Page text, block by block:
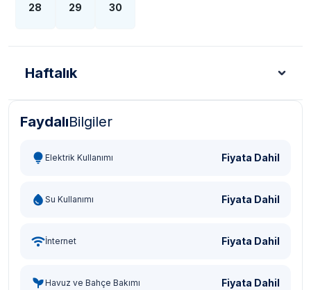
28 29 30
Haftalık
Türk Lirası - TL
FaydalıBilgiler
Elektrik Kullanımı Fiyata Dahil
Su Kullanımı Fiyata Dahil
İnternet Fiyata Dahil
Havuz ve Bahçe Bakımı Fiyata Dahil